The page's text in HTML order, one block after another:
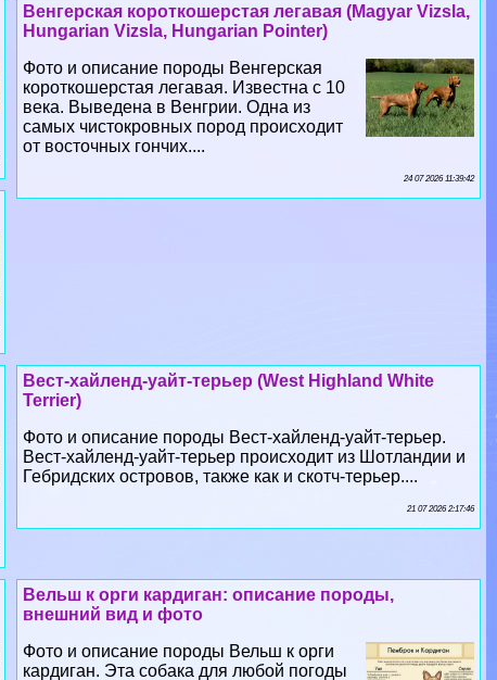
короткошерстая легавая. Известна с 10
века. Выведена в Венгрии. Одна из
самых чистокровных пород происходит
от восточных гончих....
24 07 2026 11:39:42
Фото и описание породы Вест-хайленд-уайт-терьер.
Вест-хайленд-уайт-терьер происходит из Шотландии и
Гебридских островов, также как и скотч-терьер....
21 07 2026 2:17:46
Вельш к opги кардиган: описание породы,
Фото и описание породы Вельш к opги
кардиган. Эта собака для любой погоды
густая шерсть с грубоватой остью и
мягким пушистым подшерстком хорошо
защищает....